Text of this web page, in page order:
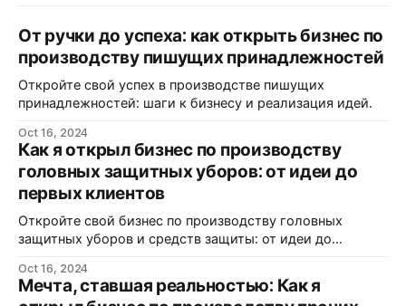
От ручки до успеха: как открыть бизнес по
производству пишущих принадлежностей
Откройте свой успех в производстве пишущих
принадлежностей: шаги к бизнесу и реализация идей.
Oct 16, 2024
Как я открыл бизнес по производству
головных защитных уборов: от идеи до
первых клиентов
Откройте свой бизнес по производству головных
защитных уборов и средств защиты: от идеи до
Oct 16, 2024
Мечта, ставшая реальностью: Как я